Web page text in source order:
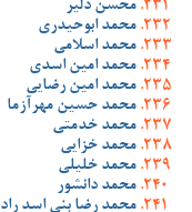
محسن دلیر
محمد ابوحیدری
محمد اسلامی
محمد امین اسدی
محمد امین رضایی
محمد حسین مهرآزما
محمد خدمتی
محمد خزایی
محمد خلیلی
محمد دانشور
محمد رضا بنی اسد راد